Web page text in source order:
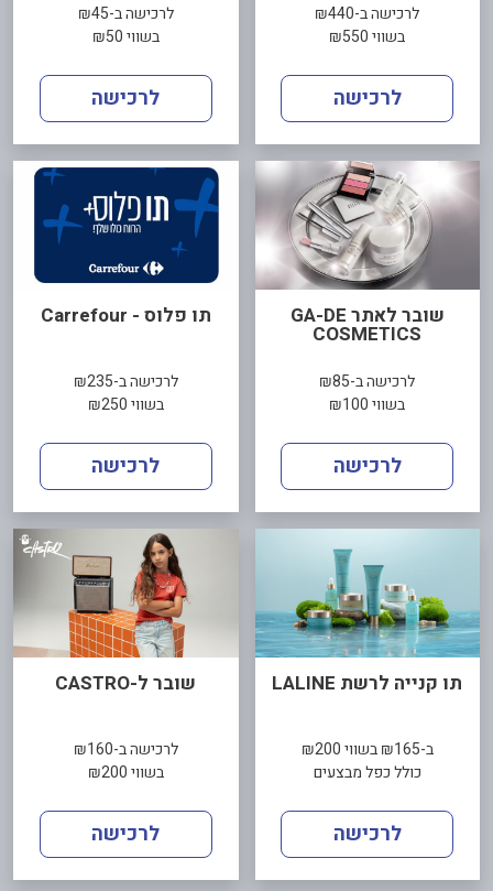
לרכישה ב-₪440
בשווי ₪550
לרכישה
לרכישה ב-₪45
בשווי ₪50
לרכישה
שובר לאתר GA-DE
COSMETICS
לרכישה ב-₪85
בשווי ₪100
לרכישה
תו פלוס - Carrefour
לרכישה ב-₪235
בשווי ₪250
לרכישה
תו קנייה לרשת LALINE
ב-₪165 בשווי ₪200
כולל כפל מבצעים
לרכישה
שובר ל-CASTRO
לרכישה ב-₪160
בשווי ₪200
לרכישה